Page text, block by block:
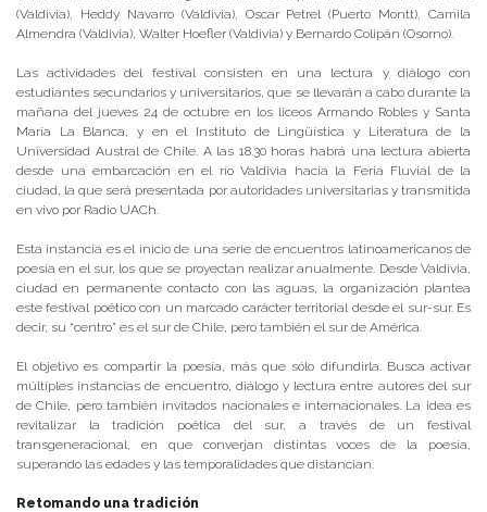
(Valdivia), Heddy Navarro (Valdivia), Oscar Petrel (Puerto Montt), Camila
Almendra (Valdivia), Walter Hoefler (Valdivia) y Bernardo Colipán (Osorno).
Las actividades del festival consisten en una lectura y diálogo con
estudiantes secundarios y universitarios, que se llevarán a cabo durante la
mañana del jueves 24 de octubre en los liceos Armando Robles y Santa
María La Blanca, y en el Instituto de Lingüística y Literatura de la
Universidad Austral de Chile. A las 18.30 horas habrá una lectura abierta
desde una embarcación en el río Valdivia hacia la Feria Fluvial de la
ciudad, la que será presentada por autoridades universitarias y transmitida
en vivo por Radio UACh.
Esta instancia es el inicio de una serie de encuentros latinoamericanos de
poesía en el sur, los que se proyectan realizar anualmente. Desde Valdivia,
ciudad en permanente contacto con las aguas, la organización plantea
este festival poético con un marcado carácter territorial desde el sur-sur. Es
decir, su “centro” es el sur de Chile, pero también el sur de América.
El objetivo es compartir la poesía, más que sólo difundirla. Busca activar
múltiples instancias de encuentro, diálogo y lectura entre autores del sur
de Chile, pero también invitados nacionales e internacionales. La idea es
revitalizar la tradición poética del sur, a través de un festival
transgeneracional, en que converjan distintas voces de la poesía,
superando las edades y las temporalidades que distancian.
Retomando una tradición